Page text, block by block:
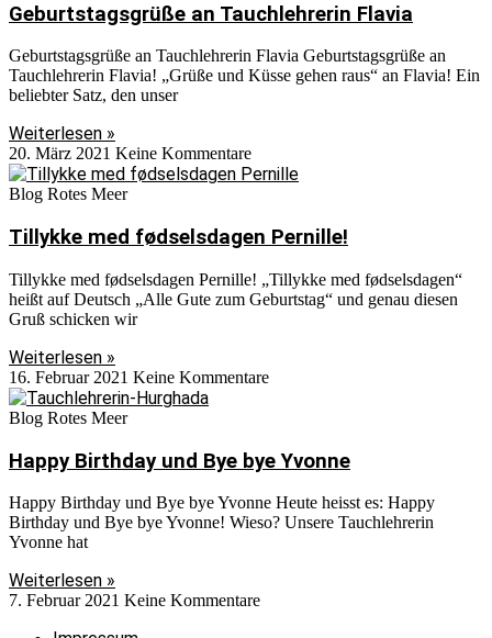
Geburtstagsgrüße an Tauchlehrerin Flavia
Geburtstagsgrüße an Tauchlehrerin Flavia Geburtstagsgrüße an
Tauchlehrerin Flavia! „Grüße und Küsse gehen raus“ an Flavia! Ein
beliebter Satz, den unser
Weiterlesen »
20. März 2021 Keine Kommentare
Blog Rotes Meer
Tillykke med fødselsdagen Pernille!
Tillykke med fødselsdagen Pernille! „Tillykke med fødselsdagen“
heißt auf Deutsch „Alle Gute zum Geburtstag“ und genau diesen
Gruß schicken wir
Weiterlesen »
16. Februar 2021 Keine Kommentare
Blog Rotes Meer
Happy Birthday und Bye bye Yvonne
Happy Birthday und Bye bye Yvonne Heute heisst es: Happy
Birthday und Bye bye Yvonne! Wieso? Unsere Tauchlehrerin
Yvonne hat
Weiterlesen »
7. Februar 2021 Keine Kommentare